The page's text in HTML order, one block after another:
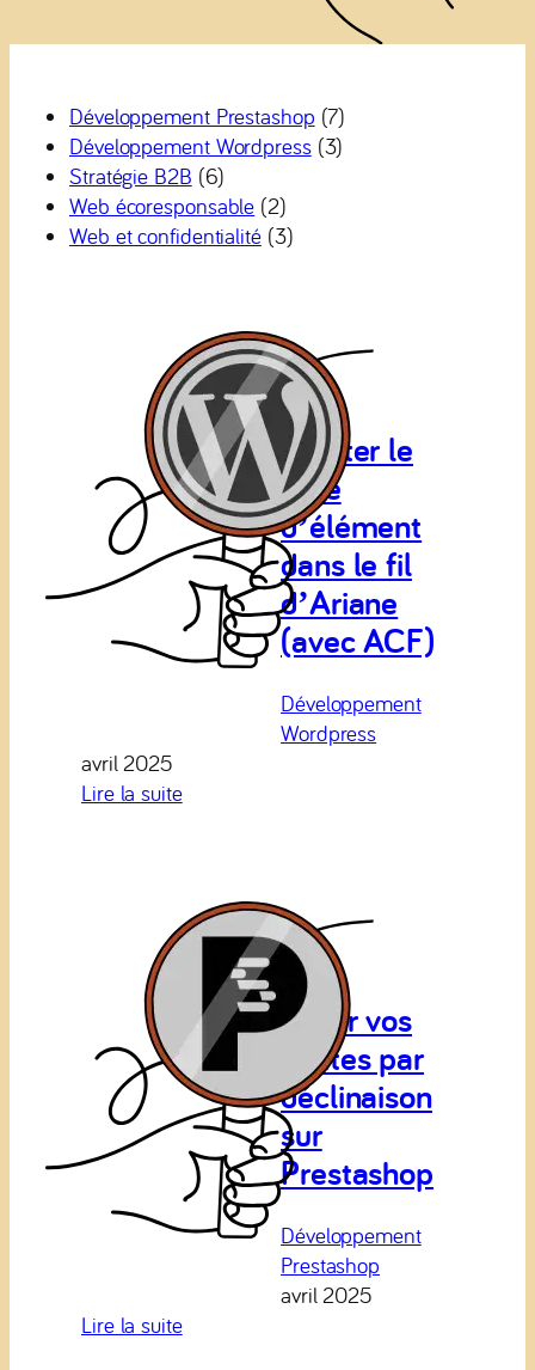
Développement Prestashop (7)
Développement Wordpress(3)
Stratégie B2B (6)
Web écoresponsable (2)
Web et confidentialité(3)
Ajouter le
type
d’élément
dans le fil
d’Ariane
(avec ACF)
Développement
Wordpress
avril 2025
Lire la suite:
d’élément
dans
d’Ariane
(avec
ACF)
Sortir vos
ventes par
déclinaison
sur
Prestashop
Développement
Prestashop
avril 2025
Lire la suite: